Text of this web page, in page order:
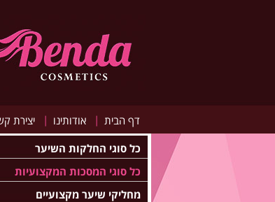
דף הבית | אודותינו | יצירת
כל סוגי החלקות השיער
כל סוגי המסכות המקצועיות
מחליקי שיער מקצועיים